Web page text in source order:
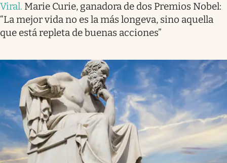
Viral. Marie Curie, ganadora de dos Premios Nobel:
“La mejor vida no es la más longeva, sino aquella
que está repleta de buenas acciones”